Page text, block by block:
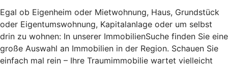
Egal ob Eigenheim oder Mietwohnung, Haus, Grundstück
oder Eigentumswohnung, Kapitalanlage oder um selbst
drin zu wohnen: In unserer ImmobilienSuche finden Sie eine
große Auswahl an Immobilien in der Region. Schauen Sie
einfach mal rein – Ihre Traumimmobilie wartet vielleicht